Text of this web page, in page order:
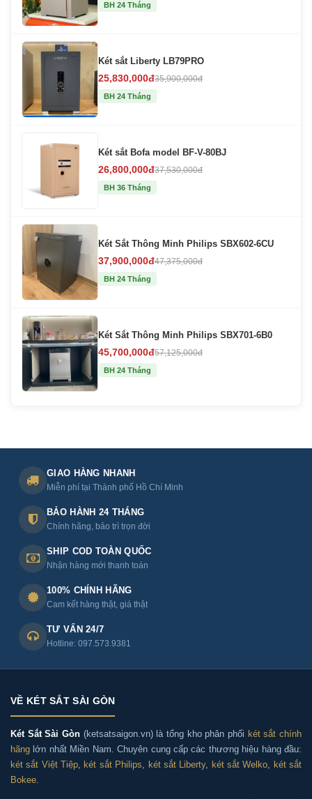
BH 24 Tháng
Két sắt Liberty LB79PRO
25,830,000đ35,900,000đ
BH 24 Tháng
Két sắt Bofa model BF-V-80BJ
26,800,000đ37,530,000đ
BH 36 Tháng
Két Sắt Thông Minh Philips SBX602-6CU
37,900,000đ47,375,000đ
BH 24 Tháng
Két Sắt Thông Minh Philips SBX701-6B0
45,700,000đ57,125,000đ
BH 24 Tháng
GIAO HÀNG NHANH
Miễn phí tại Thành phố Hồ Chí Minh
BẢO HÀNH 24 THÁNG
Chính hãng, bảo trì trọn đời
SHIP COD TOÀN QUỐC
Nhận hàng mới thanh toán
100% CHÍNH HÃNG
Cam kết hàng thật, giá thật
TƯ VẤN 24/7
Hotline: 097.573.9381
VỀ KÉT SẮT SÀI GÒN
Két Sắt Sài Gòn (ketsatsaigon.vn) là tổng kho phân phối két sắt chính
hãng lớn nhất Miền Nam. Chuyên cung cấp các thương hiệu hàng đầu:
két sắt Việt Tiệp, két sắt Philips, két sắt Liberty, két sắt Welko, két sắt
Bokee.